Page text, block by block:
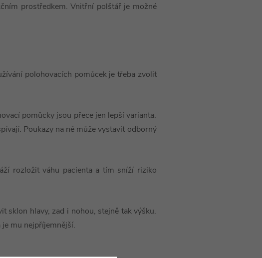
prostředkem. Vnitřní polštář je možné
polohovacích pomůcek je třeba zvolit
pomůcky jsou přece jen lepší varianta.
Poukazy na ně může vystavit odborný
rozložit váhu pacienta a tím sníží riziko
sklon hlavy, zad i nohou, stejně tak výšku.
mu nejpříjemnější.